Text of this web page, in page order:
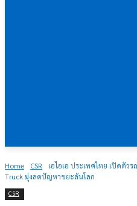
Home CSR
เอไอเอ ประเทศไทย เปิดตัว
Truck มุ่งลดปัญหาขยะล้นโลก
CSR